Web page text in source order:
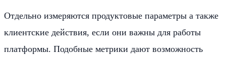
Отдельно измеряются продуктовые параметры а также
клиентские действия, если они важны для работы
платформы. Подобные метрики дают возможность